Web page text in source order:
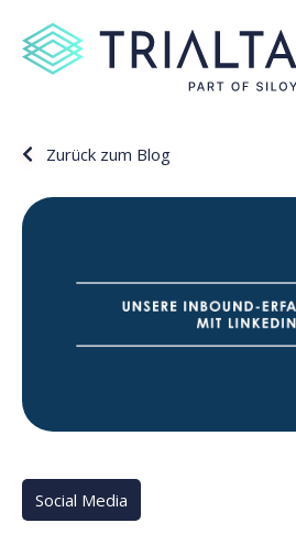
Zurück zum Blog
Social Media